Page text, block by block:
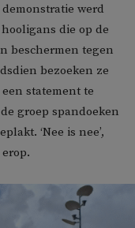
werd
die op de
beschermen tegen
bezoeken ze
statement te
groep spandoeken
‘Nee is nee’,
erop.